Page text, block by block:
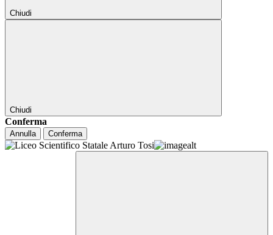
Chiudi
Chiudi
Conferma
Annulla Conferma